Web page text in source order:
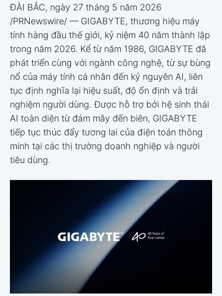
ĐÀI BẮC, ngày 27 tháng 5 năm 2026
/PRNewswire/ — GIGABYTE, thương hiệu máy
tính hàng đầu thế giới, kỷ niệm 40 năm thành lập
trong năm 2026. Kể từ năm 1986, GIGABYTE đã
phát triển cùng với ngành công nghệ, từ sự bùng
nổ của máy tính cá nhân đến kỷ nguyên AI, liên
tục định nghĩa lại hiệu suất, độ ổn định và trải
nghiệm người dùng. Được hỗ trợ bởi hệ sinh thái
AI toàn diện từ đám mây đến biên, GIGABYTE
tiếp tục thúc đẩy tương lai của điện toán thông
minh tại các thị trường doanh nghiệp và người
tiêu dùng.